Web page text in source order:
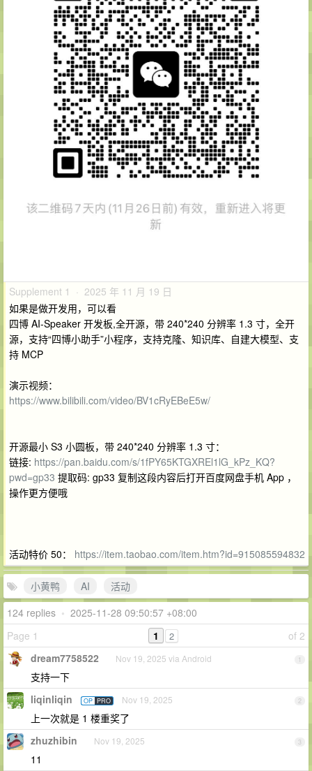
Supplement 1 · 2025 年 11 月 19 日
如果是做开发用，可以看
四博 AI-Speaker 开发板,全开源，带 240*240 分辨率 1.3 寸，全开
源，支持“四博小助手”小程序，支持克隆、知识库、自建大模型、支
持 MCP
演示视频：
https://www.bilibili.com/video/BV1cRyEBeE5w/
开源最小 S3 小圆板，带 240*240 分辨率 1.3 寸：
链接: https://pan.baidu.com/s/1fPY65KTGXREl1lG_kPz_KQ?
pwd=gp33 提取码: gp33 复制这段内容后打开百度网盘手机 App ，
操作更方便哦
活动特价 50： https://item.taobao.com/item.htm?id=915085594832
小黄鸭 AI
活动
124 replies • 2025-11-28 09:50:57 +08:00
Page 1
of 2
1 2
1
dream7758522 Nov 19, 2025 via Android
支持一下
2
liqinliqin OP PRO Nov 19, 2025
上一次就是 1 楼重奖了
3
zhuzhibin Nov 19, 2025
11